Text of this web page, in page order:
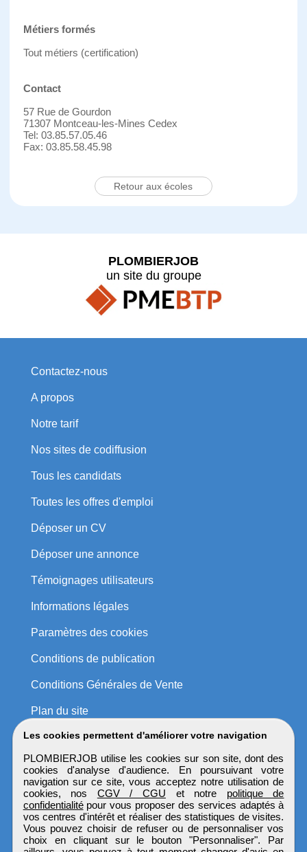
Métiers formés
Tout métiers (certification)
Contact
57 Rue de Gourdon
71307 Montceau-les-Mines Cedex
Tel: 03.85.57.05.46
Fax: 03.85.58.45.98
Retour aux écoles
Les cookies permettent d'améliorer votre navigation
PLOMBIERJOB utilise les cookies sur son site, dont des
cookies d'analyse d'audience. En poursuivant votre
navigation sur ce site, vous acceptez notre utilisation de
cookies, nos CGV / CGU et notre politique de
confidentialitépour vous proposer des services adaptés à
vos centres d'intérêt et réaliser des statistiques de visites.
Vous pouvez choisir de refuser ou de personnaliser vos
choix en cliquant sur le bouton "Personnaliser". Par
PLOMBIERJOB
un site du groupe
Contactez-nous
A propos
Notre tarif
Nos sites de codiffusion
Tous les candidats
Toutes les offres d'emploi
Déposer un CV
Déposer une annonce
Témoignages utilisateurs
Informations légales
Paramètres des cookies
Conditions de publication
Conditions Générales de Vente
Plan du site